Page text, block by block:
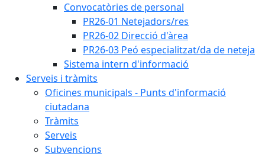
Convocatòries de personal
PR26-01 Netejadors/res
PR26-02 Direcció d'àrea
PR26-03 Peó especialitzat/da de neteja
Sistema intern d'informació
Serveis i tràmits
Oficines municipals - Punts d'informació
ciutadana
Tràmits
Serveis
Subvencions